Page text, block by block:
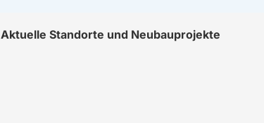
Aktuelle Standorte und Neubauprojekte